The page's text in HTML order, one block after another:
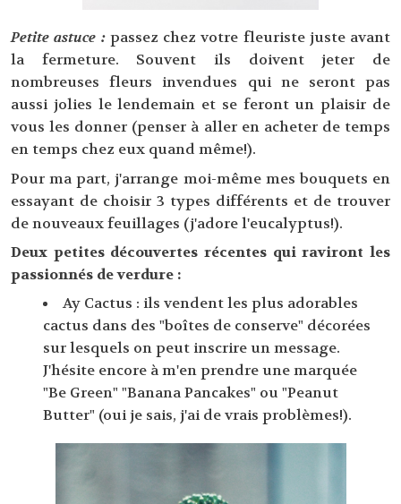
Petite astuce : passez chez votre fleuriste juste avant
la fermeture. Souvent ils doivent jeter de
nombreuses fleurs invendues qui ne seront pas
aussi jolies le lendemain et se feront un plaisir de
vous les donner (penser à aller en acheter de temps
en temps chez eux quand même!).
Pour ma part, j'arrange moi-même mes bouquets en
essayant de choisir 3 types différents et de trouver
de nouveaux feuillages (j'adore l'eucalyptus!).
Deux petites découvertes récentes qui raviront les
passionnés de verdure :
Ay Cactus : ils vendent les plus adorables
cactus dans des "boîtes de conserve" décorées
sur lesquels on peut inscrire un message.
J'hésite encore à m'en prendre une marquée
"Be Green" "Banana Pancakes" ou "Peanut
Butter" (oui je sais, j'ai de vrais problèmes!).